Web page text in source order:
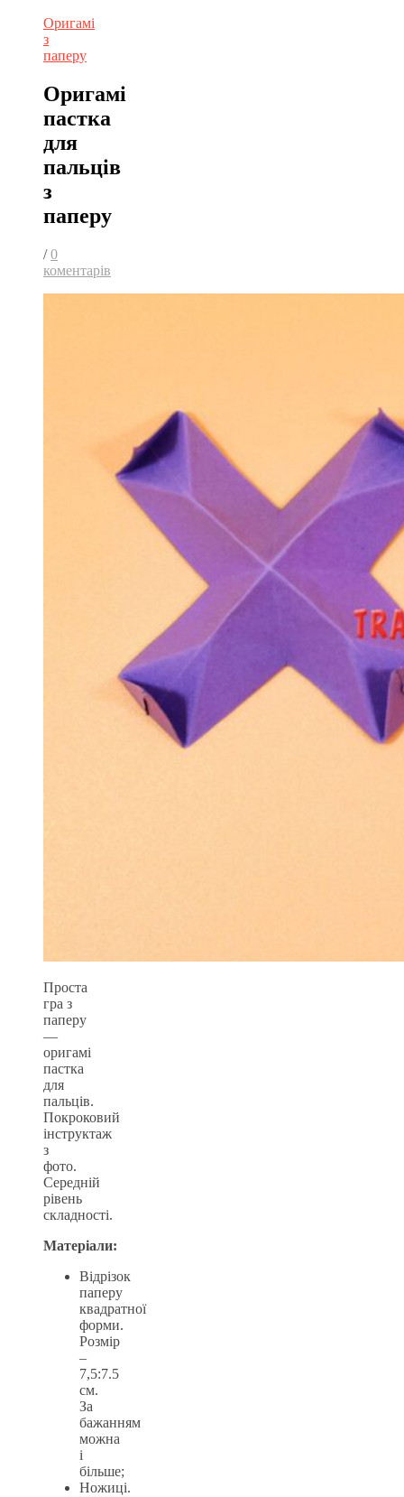
Оригамі
з
паперу
Оригамі
пастка
для
пальців
з
паперу
/ 0
коментарів
Проста
гра з
паперу
—
оригамі
пастка
для
пальців.
Покроковий
інструктаж
з
фото.
Середній
рівень
складності.
Матеріали:
Відрізок
паперу
квадратної
форми.
Розмір
–
7,5:7.5
см.
За
бажанням
можна
і
більше;
Ножиці.